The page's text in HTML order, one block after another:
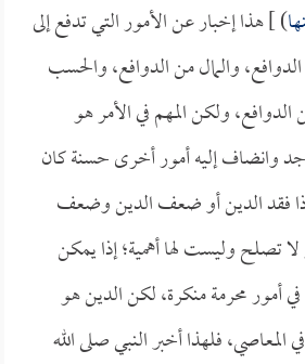
) ] هذا إخبار عن الأمور التي تدفع إلى
والمال من الدوافع، والحسب
ولكن المهم في الأمر هو
وانضاف إليه أمور أخرى حسنة كان
فقد الدين أو ضعف الدين وضعف
لا تصلح وليست لها أهمية؛ إذا يمكن
أمور محرمة منكرة، لكن الدين هو
فلهذا أخبر النبي صلى الله